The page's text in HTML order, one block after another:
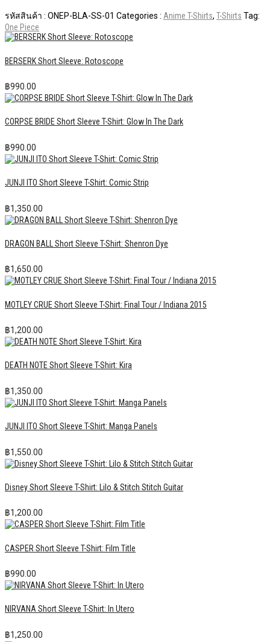
รหัสสินค้า : ONEP-BLA-SS-01 Categories : Anime T-Shirts, T-Shirts Tag:
One Piece
BERSERK Short Sleeve: Rotoscope
฿990.00
CORPSE BRIDE Short Sleeve T-Shirt: Glow In The Dark
฿990.00
JUNJI ITO Short Sleeve T-Shirt: Comic Strip
฿1,350.00
DRAGON BALL Short Sleeve T-Shirt: Shenron Dye
฿1,650.00
MOTLEY CRUE Short Sleeve T-Shirt: Final Tour / Indiana 2015
฿1,200.00
DEATH NOTE Short Sleeve T-Shirt: Kira
฿1,350.00
JUNJI ITO Short Sleeve T-Shirt: Manga Panels
฿1,550.00
Disney Short Sleeve T-Shirt: Lilo & Stitch Stitch Guitar
฿1,200.00
CASPER Short Sleeve T-Shirt: Film Title
฿990.00
NIRVANA Short Sleeve T-Shirt: In Utero
฿1,250.00